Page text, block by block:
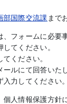
部国際交流課 まで
フォームに必要
してください。
ください。
ルにて回答いた
力してください。
個人情報保護方針